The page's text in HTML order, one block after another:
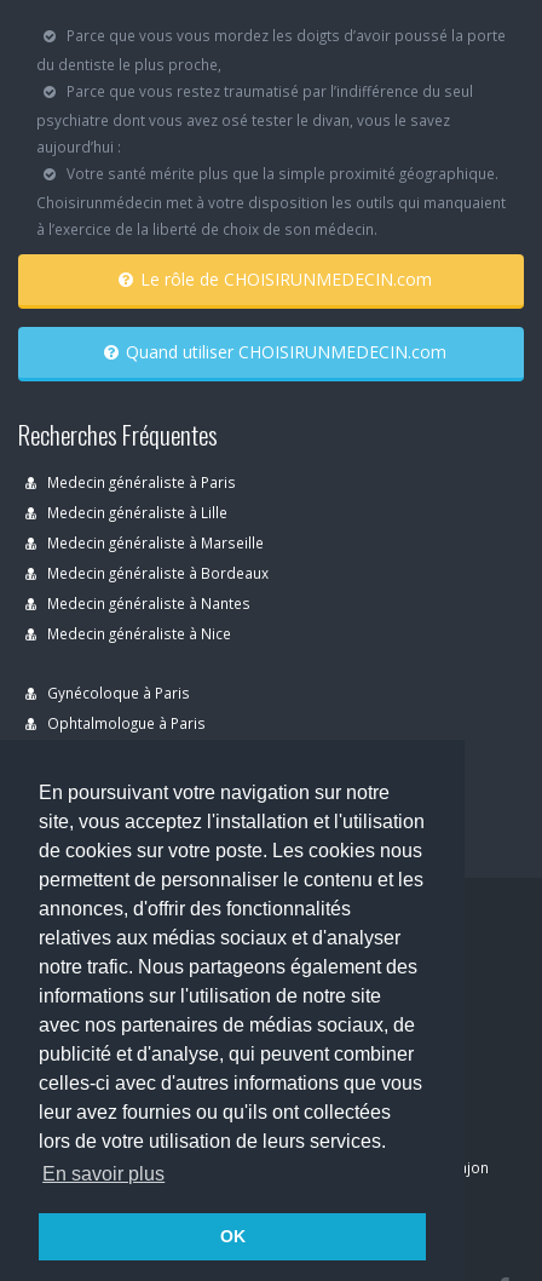
En poursuivant votre navigation sur notre
site, vous acceptez l'installation et l'utilisation
de cookies sur votre poste. Les cookies nous
permettent de personnaliser le contenu et les
annonces, d'offrir des fonctionnalités
relatives aux médias sociaux et d'analyser
notre trafic. Nous partageons également des
informations sur l'utilisation de notre site
avec nos partenaires de médias sociaux, de
publicité et d'analyse, qui peuvent combiner
celles-ci avec d'autres informations que vous
leur avez fournies ou qu'ils ont collectées
lors de votre utilisation de leurs services.
En savoir plus
OK
Parce que vous vous mordez les doigts d’avoir poussé la porte
du dentiste le plus proche,
Parce que vous restez traumatisé par l’indifférence du seul
psychiatre dont vous avez osé tester le divan, vous le savez
aujourd’hui :
Votre santé mérite plus que la simple proximité géographique.
Choisirunmédecin met à votre disposition les outils qui manquaient
à l’exercice de la liberté de choix de son médecin.
Le rôle de CHOISIRUNMEDECIN.com
Quand utiliser CHOISIRUNMEDECIN.com
Recherches Fréquentes
Medecin généraliste à Paris
Medecin généraliste à Lille
Medecin généraliste à Marseille
Medecin généraliste à Bordeaux
Medecin généraliste à Nantes
Medecin généraliste à Nice
Gynécoloque à Paris
Ophtalmologue à Paris
Dentiste à Paris
Copyright © 2026 . All Rights Reserved.
choisirunmedecin@gmail.com
Nous contacter
Accueil
Blog
Mon compte
Dernier avis : PASCAL DELCAMPE, Chirurgien maxillo-faciale à Arpajon